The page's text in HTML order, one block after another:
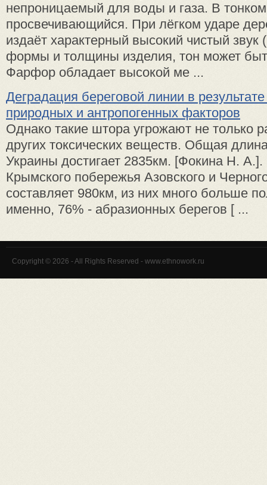
непроницаемый для воды и газа. В
просвечивающийся. При лёгком ударе
издаёт характерный высокий чистый звук
формы и толщины изделия, тон может
Фарфор обладает высокой ме ...
Деградация береговой линии в
природных и антропогенных факторов
Однако такие штора угрожают не только
других токсических веществ. Общая
Украины достигает 2835км. [Фокина Н.
Крымского побережья Азовского и
составляет 980км, из них много больше
именно, 76% - абразионных берегов [ ...
Copyright © 2026 - All Rights Reserved - www.ethnowork.ru